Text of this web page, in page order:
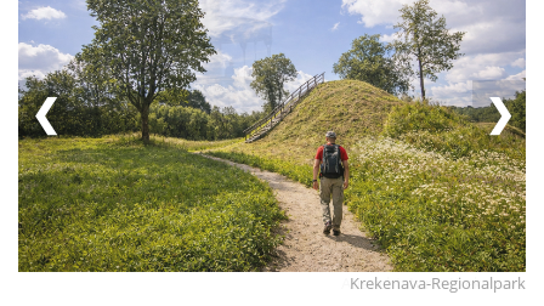
Krekenava-Regionalpark
Aussichtsturm Krekenava
❮ ❯